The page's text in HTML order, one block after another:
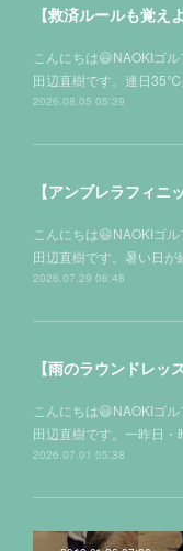
こんにちは😃NAOKIゴ
田辺直樹です。連日35℃
2026.08.05 05:39
こんにちは😃NAOKIゴ
田辺直樹です。暑い日が
2026.07.29 06:48
こんにちは😃NAOKIゴ
田辺直樹です。一昨日・
2026.07.01 05:38